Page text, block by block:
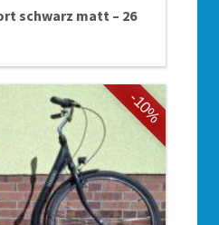
schwarz matt – 26
-10%